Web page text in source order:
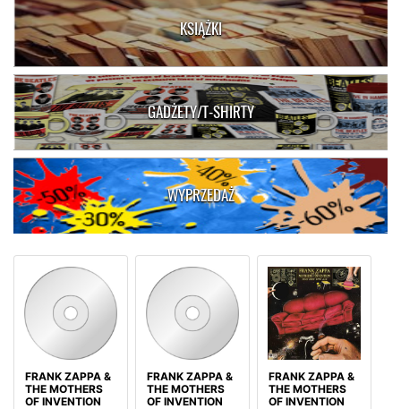
KSIĄŻKI
GADŻETY/T-SHIRTY
WYPRZEDAŻ
FRANK ZAPPA &
THE MOTHERS
OF INVENTION
FRANK ZAPPA &
THE MOTHERS
OF INVENTION
FRANK ZAPPA &
THE MOTHERS
OF INVENTION